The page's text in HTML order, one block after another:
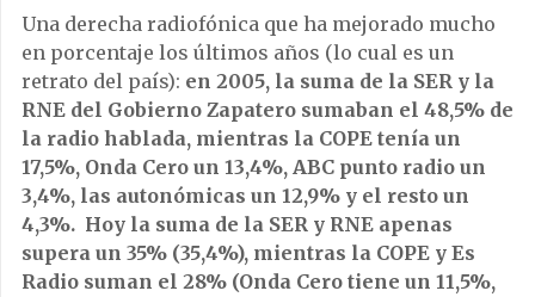
Una derecha radiofónica que ha mejorado mucho
en porcentaje los últimos años (lo cual es un
retrato del país): en 2005, la suma de la SER y la
RNE del Gobierno Zapatero sumaban el 48,5% de
la radio hablada, mientras la COPE tenía un
17,5%, Onda Cero un 13,4%, ABC punto radio un
3,4%, las autonómicas un 12,9% y el resto un
4,3%. Hoy la suma de la SER y RNE apenas
supera un 35% (35,4%), mientras la COPE y Es
Radio suman el 28% (Onda Cero tiene un 11,5%,